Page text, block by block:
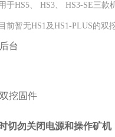
于HS5、 HS3、 HS3-SE三款
前暂无HS1及HS1-PLUS的双
台
挖固件
切勿关闭电源和操作矿